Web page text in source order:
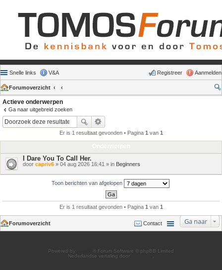
Snelle links V&A Aanmelden
Registreer
Forumoverzicht
Actieve onderwerpen
Ga naar uitgebreid zoeken
Er is 1 resultaat gevonden • Pagina 1 van 1
I Dare You To Call Her.
door capriv6 » 04 aug 2026 16:41 » in Beginners
Toon berichten van afgelopen
Er is 1 resultaat gevonden • Pagina 1 van 1
Ga naar
Forumoverzicht Contact
Powered by
® Forum Software © phpBB Limited
Nederlandse vertaling door